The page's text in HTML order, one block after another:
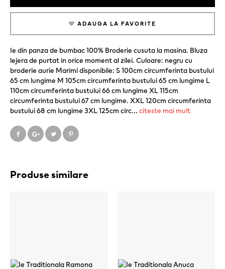
ADAUGA LA FAVORITE
Ie din panza de bumbac 100% Broderie cusuta la masina. Bluza
lejera de purtat in orice moment al zilei. Culoare: negru cu
broderie aurie Marimi disponibile: S 100cm circumferinta bustului
65 cm lungime M 105cm circumferinta bustului 65 cm lungime L
110cm circumferinta bustului 66 cm lungime XL 115cm
circumferinta bustului 67 cm lungime. XXL 120cm circumferinta
bustului 68 cm lungime 3XL 125cm circ... citeste mai mult
Produse similare